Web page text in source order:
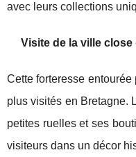
avec leurs collections
Visite de la ville close
Cette forteresse entourée
plus visités en Bretagne.
petites ruelles et ses
visiteurs dans un décor